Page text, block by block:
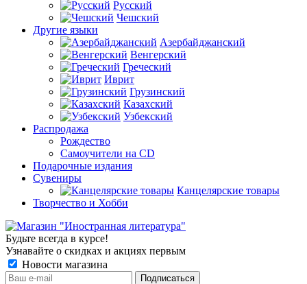
Русский
Чешский
Другие языки
Азербайджанский
Венгерский
Греческий
Иврит
Грузинский
Казахский
Узбекский
Распродажа
Рождество
Самоучители на CD
Подарочные издания
Сувениры
Канцелярские товары
Творчество и Хобби
Будьте всегда в курсе!
Узнавайте о скидках и акциях первым
Новости магазина